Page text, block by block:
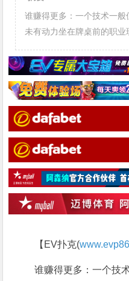
谁赚得更多：一个技术一
未有动力坐在牌桌前的职业
【EV扑克(
谁赚得更多：一个技